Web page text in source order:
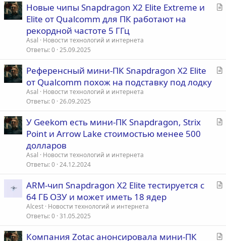
С
Новые чипы Snapdragon X2 Elite Extreme и
Elite от Qualcomm для ПК работают на
рекордной частоте 5 ГГц
Asal
Новости технологий и интернета
Ответы 0 25.09.2025
С
я
Референсный мини-ПК Snapdragon X2 Elite
от Qualcomm похож на подставку под лодку
Asal
Новости технологий и интернета
Ответы 0 26.09.2025
С
У Geekom есть мини-ПК Snapdragon, Strix
Point и Arrow Lake стоимостью менее 500
долларов
Asal
Новости технологий и интернета
Ответы 0 24.12.2024
С
я
ARM-чип Snapdragon X2 Elite тестируется с
64 ГБ ОЗУ и может иметь 18 ядер
Alcest Новости технологий и интернета
Ответы 0 31.05.2025
С
Компания Zotac анонсировала мини-ПК